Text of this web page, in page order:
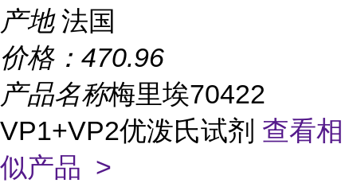
产地 法国
价格： 470.96
产品名称梅里埃70422
VP1+VP2优泼氏试剂 查看相
似产品 >